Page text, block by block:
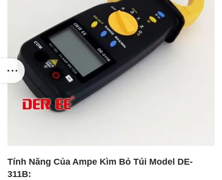
Tính Năng Của Ampe Kìm Bỏ Túi Model DE-
311B: